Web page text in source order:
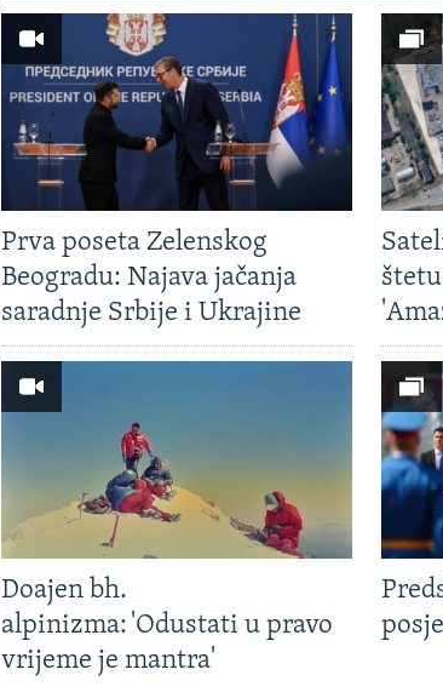
Prva poseta Zelenskog
Beogradu: Najava jačanja
saradnje Srbije i Ukrajine
Doajen bh.
alpinizma: 'Odustati u pravo
vrijeme je mantra'